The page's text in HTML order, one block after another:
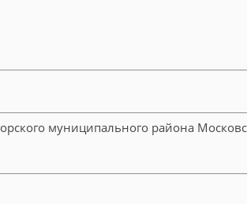
муниципального района